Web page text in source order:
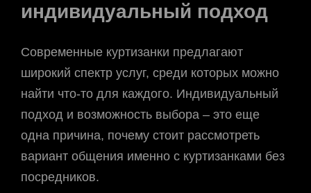
индивидуальный подход
Современные куртизанки предлагают
широкий спектр услуг, среди которых можно
найти что-то для каждого. Индивидуальный
подход и возможность выбора – это еще
одна причина, почему стоит рассмотреть
вариант общения именно с куртизанками без
посредников.